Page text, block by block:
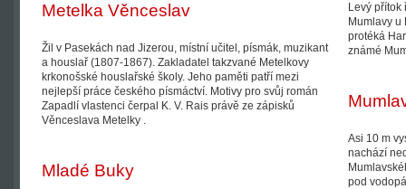
Metelka Věnceslav
Žil v Pasekách nad Jizerou, místní učitel, písmák, muzikant
a houslař (1807-1867). Zakladatel takzvané Metelkovy
krkonošské houslařské školy. Jeho paměti patří mezi
nejlepší práce českého písmáctví. Motivy pro svůj román
Zapadlí vlastenci čerpal K. V. Rais právě ze zápisků
Věnceslava Metelky .
Mladé Buky
Levý přítok
Mumlavy u
protéká
známé
Asi 10 m
nachází
pod